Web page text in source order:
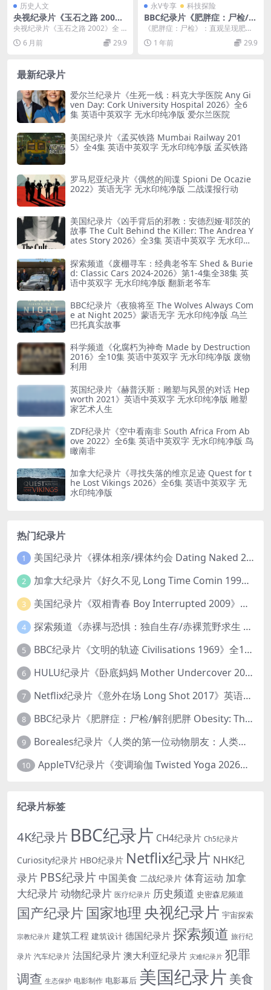
历史人文
央视纪录片《玉石之路 200
2》全5集 国语中字 标清/MP
4/854M 再现3000年前玉石之
路
央视纪录片《玉石之路 2002》全 5
集 国语中字 标清 / MP4/854M...
6 月前 29.9
永V专享 科技探险
BBC纪录片《肥胖症：尸检/解
剖肥胖 Obesity: The Post M
ortem 2016》英语中英双字
无水印纯净版 1080P/MKV/1.
《肥胖症：尸检》：直观呈现肥胖
对身体的危害 《肥胖症：尸检 Obe
sity: T...
1 年前 29.9
最新纪录片
爱尔兰纪录片《生死一线：科克大学医院 Any Gi
ven Day: Cork University Hospital 2026》全6
集 英语中英双字 无水印纯净版 爱尔兰医院
美国纪录片《孟买铁路 Mumbai Railway 201
5》全4集 英语中英双字 无水印纯净版 孟买铁路
罗马尼亚纪录片《偶然的间谍 Spioni De Ocazie
2022》英语无字 无水印纯净版 二战谍报行动
美国纪录片《凶手背后的邪教：安德烈娅·耶茨的
故事 The Cult Behind the Killer: The Andrea Y
ates Story 2026》全3集 英语中英双字 无水印纯
探索频道《废棚寻车：经典老爷车 Shed & Burie
d: Classic Cars 2024-2026》第1-4集全38集 英
语中英双字 无水印纯净版 翻新老爷车
BBC纪录片《夜狼将至 The Wolves Always Com
e at Night 2025》蒙语无字 无水印纯净版 乌兰
巴托真实故事
科学频道《化腐朽为神奇 Made by Destruction
2016》全10集 英语中英双字 无水印纯净版 废物
利用
英国纪录片《赫普沃斯：雕塑与风景的对话 Hep
worth 2021》英语中英双字 无水印纯净版 雕塑
家艺术人生
ZDF纪录片《空中看南非 South Africa From Ab
ove 2022》全6集 英语中英双字 无水印纯净版 鸟
瞰南非
加拿大纪录片《寻找失落的维京足迹 Quest for t
he Lost Vikings 2026》全6集 英语中英双字 无
水印纯净版
热门纪录片
1 美国纪录片《裸体相亲/裸体约会 Dating Naked 2014-2016》第1-3季全33集 英语中英双字 无水印纯净版 1080P/MKV/85.6G 裸体相亲真人秀
2 加拿大纪录片《好久不见 Long Time Comin 1993》英语中英双字 官方纯净版 1080P/MKV/1G 女同性艺术家
3 美国纪录片《双相青春 Boy Interrupted 2009》英语中英双字 官方纯净版 1080P/MKV/1.43G 青少年躁郁症
4 探索频道《赤裸与恐惧：独自生存/赤裸荒野求生 Naked and Afraid: Solo 2023》第一季全8集 英语中英双字 官方纯净版 高码1080P/MKV/45.4G
5 BBC纪录片《文明的轨迹 Civilisations 1969》全13集 英语中英双字 高清收藏版 1080P/MKV/64.1G 西方艺术史话
6 HULU纪录片《卧底妈妈 Mother Undercover 2023》全4集 英语中英双字 官方纯净版 1080P/MKV/7.6G 拯救孩子
7 Netflix纪录片《意外在场 Long Shot 2017》英语中字 720P/NKV/1.06GB 美国谋杀误判案件
8 BBC纪录片《肥胖症：尸检/解剖肥胖 Obesity: The Post Mortem 2016》英语中英双字 无水印纯净版 1080P/MKV/1.03G
9 Boreales纪录片《人类的第一位动物朋友：人类和狗的神奇故事 Man’s First Friend 2018》英语中英双字 1080P/MP4/1.8G 狗的神奇故事
10 AppleTV纪录片《变调瑜伽 Twisted Yoga 2026》全3集 英语中英双字 无水印纯净版 1080P/MKV/10G 瑜伽大师背后的真相
纪录片标签
4K纪录片 BBC纪录片 CH4纪录片 Ch5纪录片
Curiosity纪录片 HBO纪录片 Netflix纪录片 NHK纪
录片 PBS纪录片 中国美食 二战纪录片 体育运动 加拿
大纪录片动物纪录片 医疗纪录片 历史频道 史密森尼频道
国产纪录片 国家地理 央视纪录片 宇宙探索
宗教纪录片 建筑工程 建筑设计 德国纪录片 探索频道 旅行纪
录片 汽车纪录片 法国纪录片 澳大利亚纪录片 灾难纪录片 犯罪
调查 生态保护 电影制作 电影幕后 美国纪录片 美食